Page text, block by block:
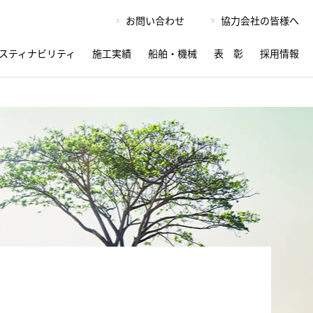
お問い合わせ 協力会社の皆様へ
ティナビリティ 施工実績 船舶・機械 表 彰 採用情報